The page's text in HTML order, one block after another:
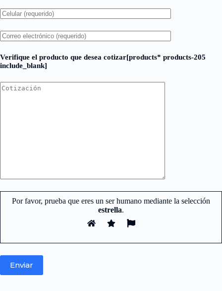
Verifique el producto que desea cotizar[products* products-205
include_blank]
Por favor, prueba que eres un ser humano mediante la selección
estrella.